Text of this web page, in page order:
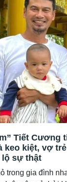
Tiết Cương
keo kiệt, vợ
lộ sự thật
trong gia đình